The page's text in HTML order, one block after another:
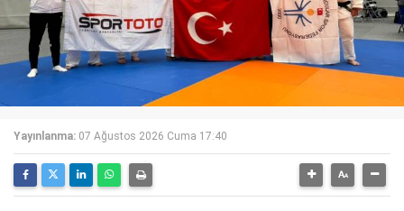
Yayınlanma: 07 Ağustos 2026 Cuma 17:40